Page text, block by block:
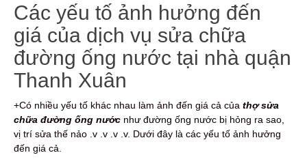
Các yếu tố ảnh hưởng đến
giá của dịch vụ sửa chữa
đường ống nước tại nhà quận
Thanh Xuân
+Có nhiều yếu tố khác nhau làm ảnh đến giá cả của thợ sửa
chữa đường ống nước như đường ống nước bị hỏng ra sao,
vị trí sửa thế nảo .v .v .v .v. Dưới đây là các yếu tố ảnh hưởng
đến giá cả.